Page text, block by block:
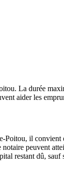
La durée
aider les
il
peuvent
restant dû,